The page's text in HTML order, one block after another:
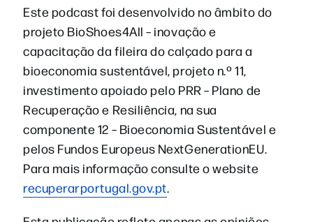
Este podcast foi desenvolvido no âmbito do
projeto BioShoes4All – inovação e
capacitação da fileira do calçado para a
bioeconomia sustentável, projeto n.º 11,
investimento apoiado pelo PRR – Plano de
Recuperação e Resiliência, na sua
componente 12 – Bioeconomia Sustentável e
pelos Fundos Europeus NextGenerationEU.
Para mais informação consulte o website
recuperarportugal.gov.pt.